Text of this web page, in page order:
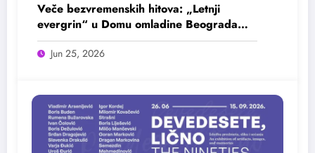
Veče bezvremenskih hitova: „Letnji
evergrin“ u Domu omladine Beograda
25. juna
Jun 25, 2026